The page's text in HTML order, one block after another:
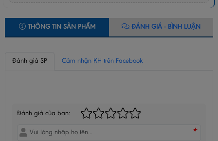
THÔNG TIN SẢN PHẨM ĐÁNH GIÁ - BÌNH LUẬN
Đánh giá SP Cảm nhận KH trên Facebook
Đánh giá của bạn:
*